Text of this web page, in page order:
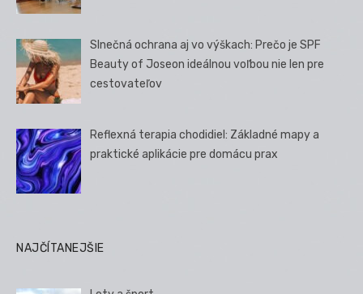
Slnečná ochrana aj vo výškach: Prečo je SPF
Beauty of Joseon ideálnou voľbou nie len pre
cestovateľov
Reflexná terapia chodidiel: Základné mapy a
praktické aplikácie pre domácu prax
NAJČÍTANEJŠIE